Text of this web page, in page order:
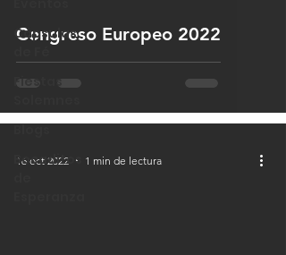
Cápsulas
Fiestas
Bocaditos
Congreso Europeo 2022
16 oct 2022 1 min de lectura